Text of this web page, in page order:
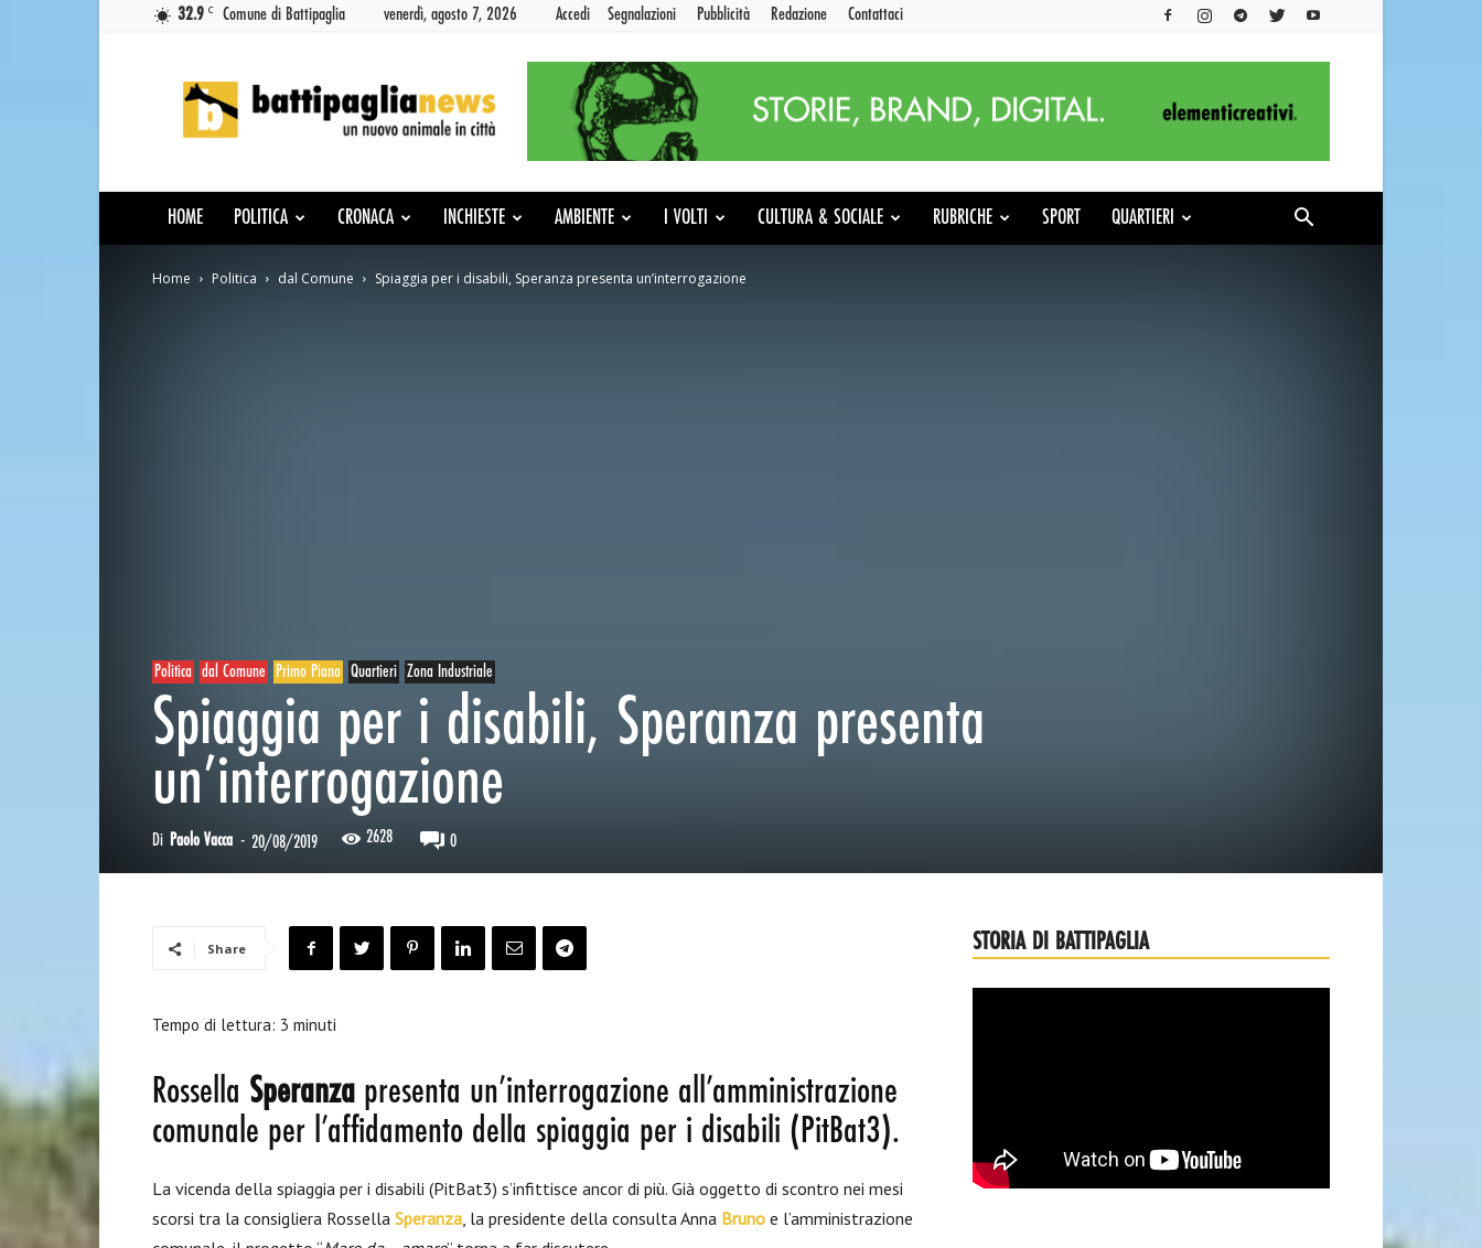
32.9 C Comune di Battipaglia venerdì, agosto 7, 2026 Accedi Segnalazioni Pubblicità Redazione Contattaci
News
HOME POLITICA CRONACA INCHIESTE AMBIENTE I VOLTI CULTURA & SOCIALE RUBRICHE SPORT QUARTIERI
Home Politica dal Comune Spiaggia per i disabili, Speranza presenta un’interrogazione
Politica dal Comune Primo Piano Quartieri Zona Industriale
Spiaggia per i disabili, Speranza presenta
un’interrogazione
Di Paolo Vacca - 20/08/2019 2628 0
Share
Tempo di lettura: 3 minuti
Rossella Speranza presenta un’interrogazione all’amministrazione
comunale per l’affidamento della spiaggia per i disabili (PitBat3).
La vicenda della spiaggia per i disabili (PitBat3) s’infittisce ancor di più. Già oggetto di scontro nei mesi
scorsi tra la consigliera Rossella Speranza, la presidente della consulta Anna Bruno e l’amministrazione
STORIA DI BATTIPAGLIA